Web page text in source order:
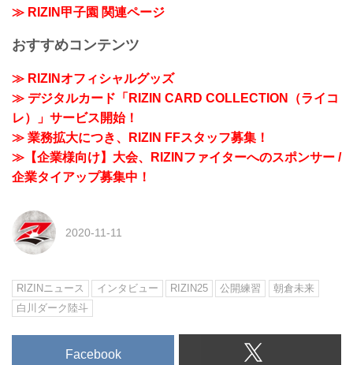
≫ RIZIN甲子園 関連ページ
おすすめコンテンツ
≫ RIZINオフィシャルグッズ
≫ デジタルカード「RIZIN CARD COLLECTION（ライコ
レ）」サービス開始！
≫ 業務拡大につき、RIZIN FFスタッフ募集！
≫【企業様向け】大会、RIZINファイターへのスポンサー /
企業タイアップ募集中！
2020-11-11
RIZINニュース インタビュー RIZIN25 公開練習
朝倉未来
白川ダーク陸斗
Facebook